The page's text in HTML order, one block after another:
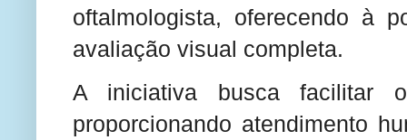
oftalmologista, oferecendo à
avaliação visual completa.
A iniciativa busca facilitar
proporcionando atendimento